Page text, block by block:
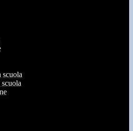
scuola